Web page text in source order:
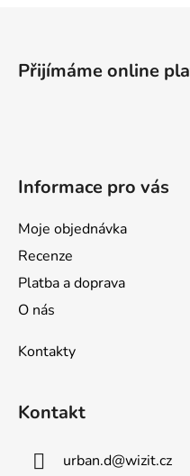
Přijímáme online
Informace pro vás
Moje objednávka
Recenze
Platba a doprava
O nás
Kontakty
Kontakt
urban.d@wizit.cz